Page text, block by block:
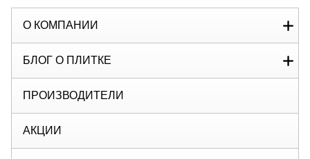
О КОМПАНИИ
БЛОГ О ПЛИТКЕ
ПРОИЗВОДИТЕЛИ
АКЦИИ